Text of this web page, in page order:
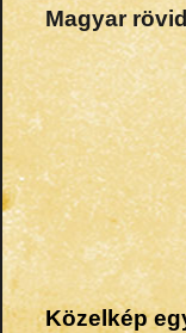
Magyar
Közelkép